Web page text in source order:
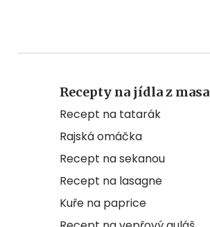
Recepty na jídla z masa
Recept na tatarák
Rajská omáčka
Recept na sekanou
Recept na lasagne
Kuře na paprice